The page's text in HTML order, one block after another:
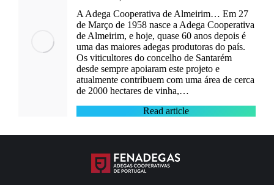
A Adega Cooperativa de Almeirim… Em 27
de Março de 1958 nasce a Adega Cooperativa
de Almeirim, e hoje, quase 60 anos depois é
uma das maiores adegas produtoras do país.
Os viticultores do concelho de Santarém
desde sempre apoiaram este projeto e
atualmente contribuem com uma área de cerca
de 2000 hectares de vinha,…
Read article